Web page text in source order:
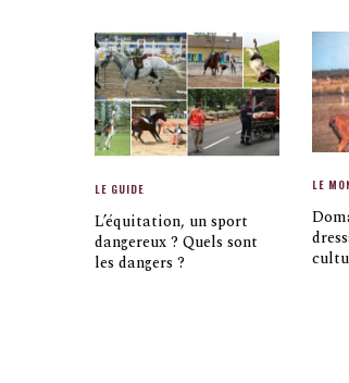
LE GUIDE
L’équitation, un sport
dangereux ? Quels sont
les dangers ?
LE